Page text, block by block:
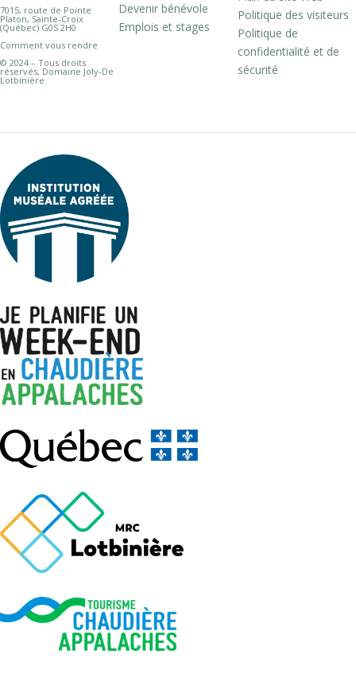
7015, route de Pointe
Platon, Sainte-Croix
(Québec) G0S 2H0
Comment vous rendre
© 2024 – Tous droits
réservés, Domaine Joly-De
Lotbinière
Devenir bénévole
Emplois et stages
Politique des visiteurs
Politique de
confidentialité et de
sécurité